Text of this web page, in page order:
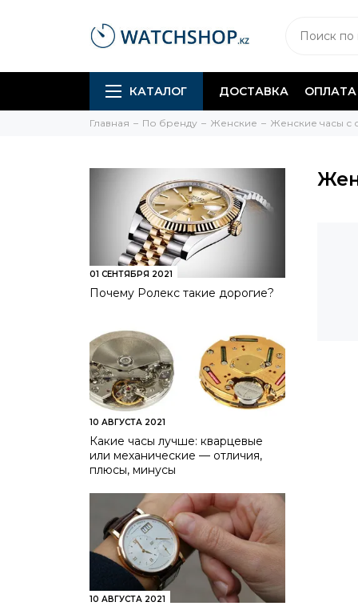
КАТАЛОГ ДОСТАВКА ОПЛАТА
Главная По бренду Женские Женские часы с
01 СЕНТЯБРЯ 2021
Почему Ролекс такие дорогие?
10 АВГУСТА 2021
Какие часы лучше: кварцевые
или механические — отличия,
плюсы, минусы
10 АВГУСТА 2021